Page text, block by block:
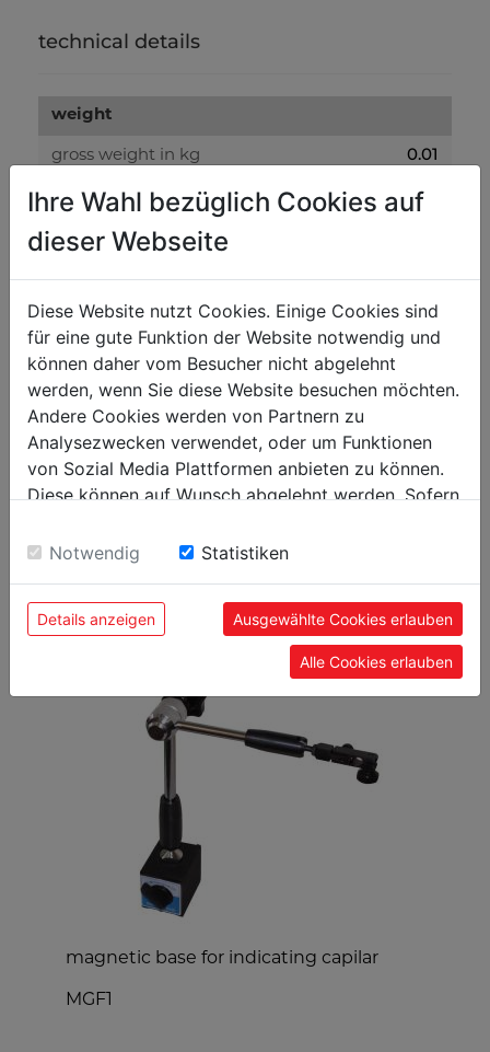
technical details
weight
gross weight in kg 0.01
net weight in kg 0.01
packaging width in mm
packaging length in mm 0
packaging height in mm
general data
EAN code 9120058377051
POPULAR PRODUCTS
magnetic base for indicating capilar
MGF1
Ihre Wahl bezüglich Cookies auf
dieser Webseite
Diese Website nutzt Cookies. Einige Cookies sind
für eine gute Funktion der Website notwendig und
können daher vom Besucher nicht abgelehnt
werden, wenn Sie diese Website besuchen möchten.
Andere Cookies werden von Partnern zu
Analysezwecken verwendet, oder um Funktionen
von Sozial Media Plattformen anbieten zu können.
Diese können auf Wunsch abgelehnt werden. Sofern
Einwilligung zu unseren Cookies.
Notwendig Statistiken
Details anzeigen Ausgewählte Cookies erlauben
Alle Cookies erlauben